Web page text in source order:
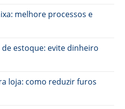
melhore processos e
estoque: evite dinheiro
loja: como reduzir furos